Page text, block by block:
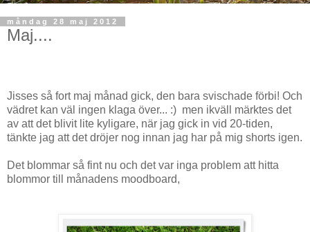
måndag 28 maj 2012
Maj....
Jisses så fort maj månad gick, den bara svischade förbi! Och
vädret kan väl ingen klaga över... :) men ikväll märktes det
av att det blivit lite kyligare, när jag gick in vid 20-tiden,
tänkte jag att det dröjer nog innan jag har på mig shorts igen.
Det blommar så fint nu och det var inga problem att hitta
blommor till månadens moodboard,